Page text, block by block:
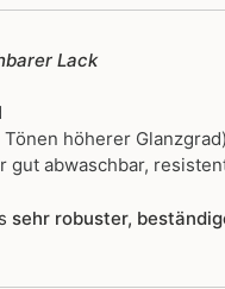
Lack
höherer Glanzgrad)
gut abwaschbar,
sehr robuster,